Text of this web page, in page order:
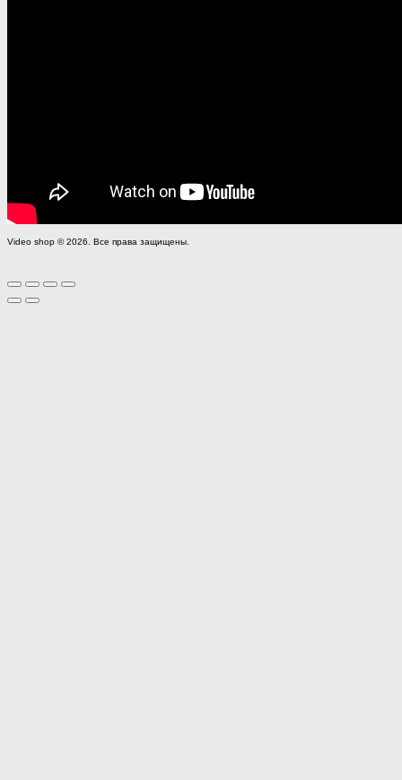
Video shop © 2026. Все права защищены.